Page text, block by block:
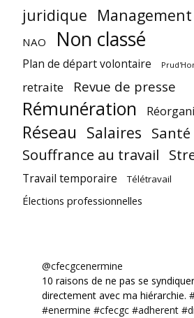
juridique Management
NAO Non classé
Plan de départ volontaire
retraite Revue de presse
Rémunération
Réseau Salaires
Souffrance au travail
Travail temporaire Télétravail
Élections professionnelles
@cfecgcenermine
10 raisons de ne pas se
directement avec ma hiérarchie.
#enermine #cfecgc #adherent